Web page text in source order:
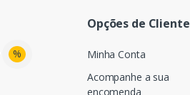
%
Opções de Cliente
Minha Conta
Acompanhe a sua
encomenda